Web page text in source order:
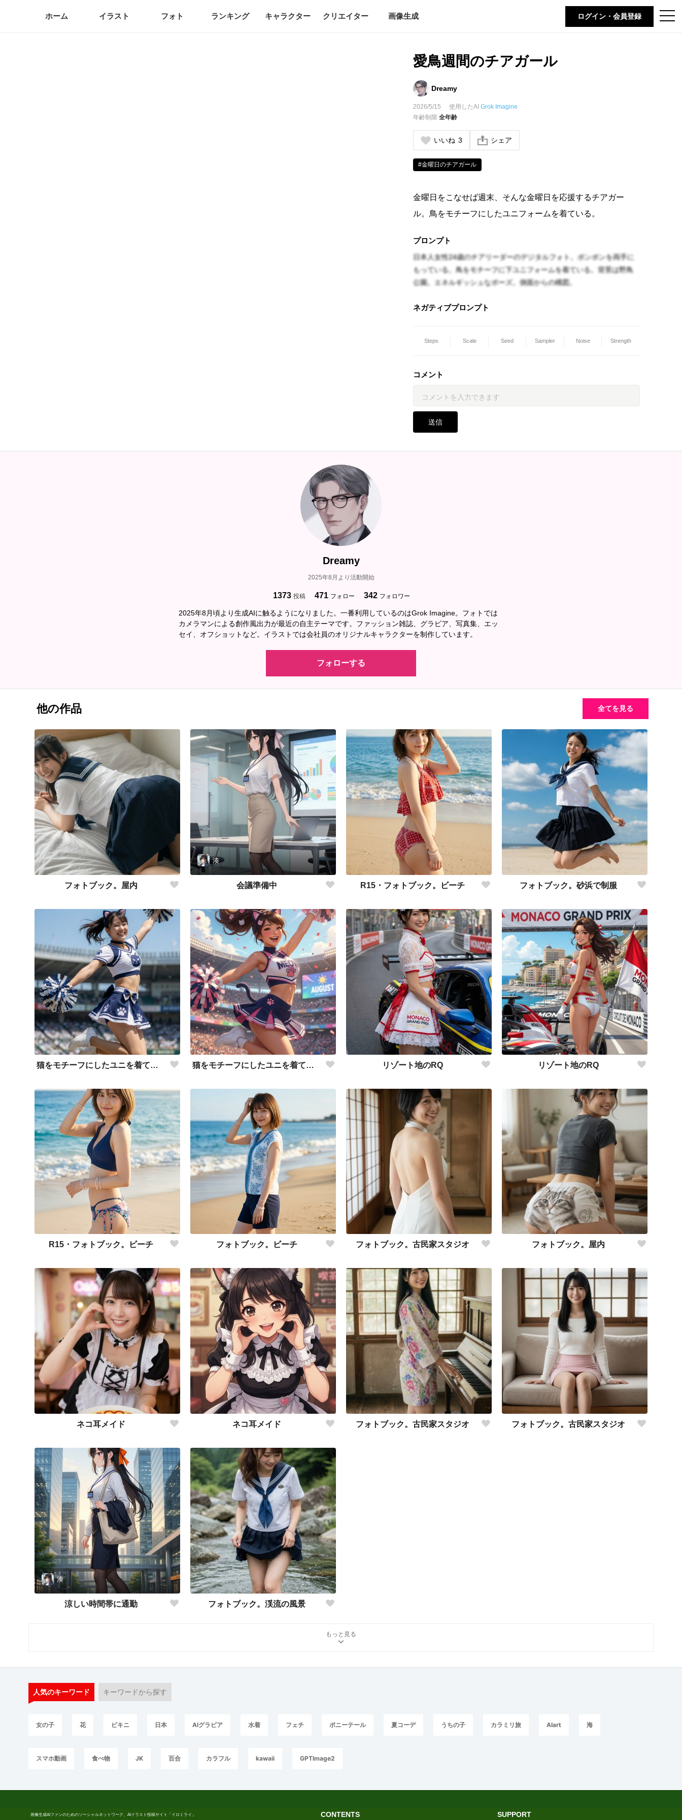
t
o
ホーム イラスト フォト ランキング キャラクター クリエイター 画像生成 ログイン・会員登録
愛鳥週間のチアガール
Dreamy
2026/5/15 使用したAI Grok Imagine
年齢制限 全年齢
いいね 3 シェア
#金曜日のチアガール
金曜日をこなせば週末、そんな金曜日を応援するチアガー
ル。鳥をモチーフにしたユニフォームを着ている。
プロンプト
日本人女性24歳のチアリーダーのデジタルフォト。ポンポンを両手に
もっている。鳥をモチーフに下ユニフォームを着ている。背景は野鳥
公園。エネルギッシュなポーズ。側面からの構図。
ネガティブプロンプト
Steps Scale Seed Sampler Noise Strength
コメント
送信
Dreamy
2025年8月より活動開始
1373 投稿 471 フォロー 342 フォロワー
2025年8月頃より生成AIに触るようになりました。一番利用しているのはGrok Imagine。フォトでは
カメラマンによる創作風出力が最近の自主テーマです。ファッション雑誌、グラビア、写真集、エッ
セイ、オフショットなど。イラストでは会社員のオリジナルキャラクターを制作しています。
フォローする
他の作品 全てを見る
フォトブック。屋内
湊
会議準備中 R15・フォトブック。ビーチ フォトブック。砂浜で制服
猫をモチーフにしたユニを着て応援 猫をモチーフにしたユニを着て応援 リゾート地のRQ リゾート地のRQ
R15・フォトブック。ビーチ フォトブック。ビーチ フォトブック。古民家スタジオ フォトブック。屋内
ネコ耳メイド ネコ耳メイド フォトブック。古民家スタジオ フォトブック。古民家スタジオ
湊
涼しい時間帯に通勤 フォトブック。渓流の風景
もっと見る
人気のキーワード キーワードから探す
女の子 花 ビキニ 日本 AIグラビア 水着 フェチ ポニーテール 夏コーデ うちの子 カラミリ旅 AIart 海
スマホ動画 食べ物 JK 百合 カラフル kawaii GPTImage2
画像生成AIファンのためのソーシャルネットワーク、AIイラスト投稿サイト「イロミライ」 SUPPORT
CONTENTS